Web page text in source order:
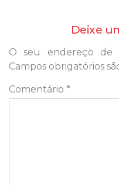
Deixe
O seu endereço de
Campos obrigatórios
Comentário *